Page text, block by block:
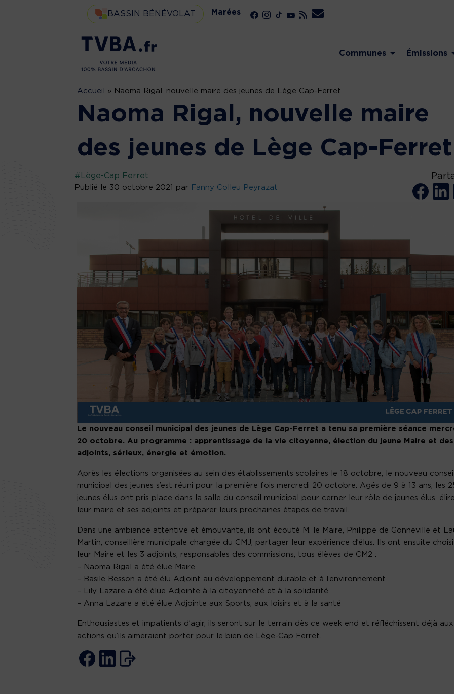
BASSIN BÉNÉVOLAT Marées
Communes Émissions
Accueil » Naoma Rigal, nouvelle maire des jeunes de Lège Cap-Ferret
Naoma Rigal, nouvelle maire
des jeunes de Lège Cap-Ferret
#Lège-Cap Ferret
Publié le 30 octobre 2021 par Fanny Colleu Peyrazat
Le nouveau conseil municipal des jeunes de Lège Cap-Ferret a tenu sa première séance
20 octobre. Au programme : apprentissage de la vie citoyenne, élection du jeune Maire et
adjoints, sérieux, énergie et émotion.
Après les élections organisées au sein des établissements scolaires le 18 octobre, le nouveau
municipal des jeunes s’est réuni pour la première fois mercredi 20 octobre. Agés de 9 à 13 ans, les
jeunes élus ont pris place dans la salle du conseil municipal pour cerner leur rôle de jeunes élus,
leur maire et ses adjoints et préparer leurs prochaines étapes de travail.
Dans une ambiance attentive et émouvante, ils ont écouté M. le Maire, Philippe de Gonneville et
Martin, conseillère municipale chargée du CMJ, partager leur expérience d’élus. Ils ont ensuite choisi
leur Maire et les 3 adjoints, responsables des commissions, tous élèves de CM2 :
– Naoma Rigal a été élue Maire
– Basile Besson a été élu Adjoint au développement durable et à l’environnement
– Lily Lazare a été élue Adjointe à la citoyenneté et à la solidarité
– Anna Lazare a été élue Adjointe aux Sports, aux loisirs et à la santé
Enthousiastes et impatients d’agir, ils seront sur le terrain dès ce week end et réfléchissent déjà aux
actions qu’ils aimeraient porter pour le bien de Lège-Cap Ferret.